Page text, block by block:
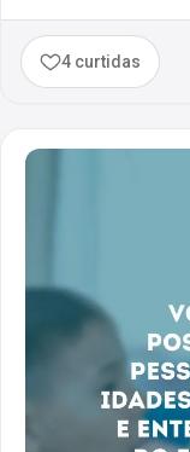
4 curtidas